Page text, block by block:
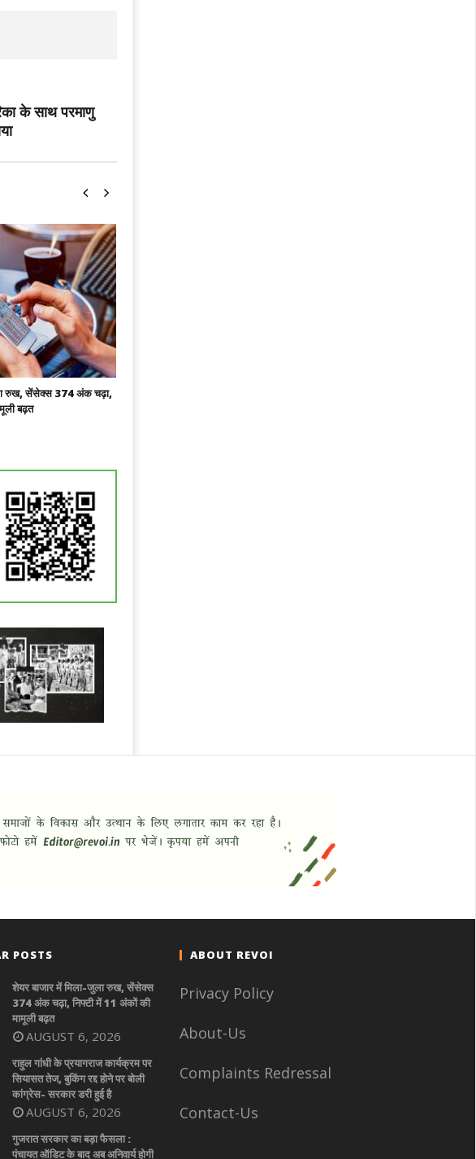
के साथ परमाणु
रुख, सेंसेक्स 374 अंक चढ़ा,
बढ़त
POSTS
शेयर बाजार में मिला-जुला रुख, सेंसेक्स
374 अंक चढ़ा, निफ्टी में 11 अंकों की
मामूली बढ़त
AUGUST 6, 2026
राहुल गांधी के प्रयागराज कार्यक्रम पर
सियासत तेज, बुकिंग रद्द होने पर बोली
कांग्रेस- सरकार डरी हुई है
AUGUST 6, 2026
गुजरात सरकार का बड़ा फैसला :
पंचायत ऑडिट के बाद अब अनिवार्य होगी
ABOUT REVOI
Privacy Policy
About-Us
Complaints Redressal
Contact-Us